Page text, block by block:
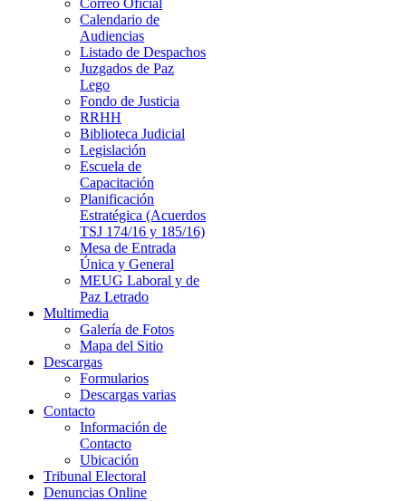
Correo Oficial
Calendario de
Audiencias
Listado de Despachos
Juzgados de Paz
Lego
Fondo de Justicia
RRHH
Biblioteca Judicial
Legislación
Escuela de
Capacitación
Planificación
Estratégica (Acuerdos
TSJ 174/16 y 185/16)
Mesa de Entrada
Única y General
MEUG Laboral y de
Paz Letrado
Multimedia
Galería de Fotos
Mapa del Sitio
Descargas
Formularios
Descargas varias
Contacto
Información de
Contacto
Ubicación
Tribunal Electoral
Denuncias Online